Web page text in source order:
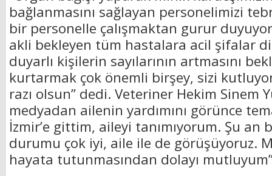
bağlanmasını sağlayan personelimizi
bir personelle çalışmaktan gurur
akli bekleyen tüm hastalara acil şifalar
duyarlı kişilerin sayılarının artmasını
kurtarmak çok önemli birşey, sizi
razı olsun” dedi. Veteriner Hekim Sinem
medyadan ailenin yardımını görünce
İzmir’e gittim, aileyi tanımıyorum. Şu an
durumu çok iyi, aile ile de görüşüyoruz.
hayata tutunmasından dolayı